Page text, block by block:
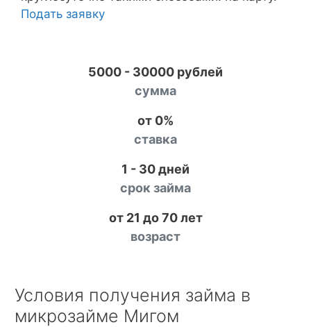
Подать заявку
5000 - 30000 рублей
сумма
от 0%
ставка
1 - 30 дней
срок займа
от 21 до 70 лет
возраст
Условия получения займа в
микрозайме Мигом